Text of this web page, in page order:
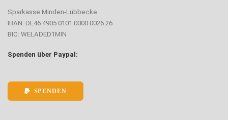
Sparkasse Minden-Lübbecke
IBAN: DE46 4905 0101 0000 0026 26
BIC: WELADED1MIN
Spenden über Paypal:
SPENDEN